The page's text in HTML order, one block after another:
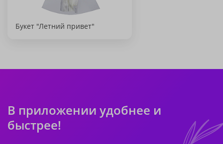
Букет "Летний привет"
В приложении удобнее и
быстрее!